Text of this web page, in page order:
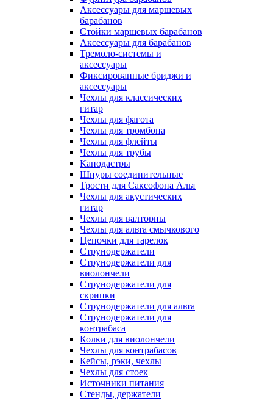
Аксессуары для маршевых
барабанов
Стойки маршевых барабанов
Аксессуары для барабанов
Тремоло-системы и
аксессуары
Фиксированные бриджи и
аксессуары
Чехлы для классических
гитар
Чехлы для фагота
Чехлы для тромбона
Чехлы для флейты
Чехлы для трубы
Каподастры
Шнуры соединительные
Трости для Саксофона Альт
Чехлы для акустических
гитар
Чехлы для валторны
Чехлы для альта смычкового
Цепочки для тарелок
Струнодержатели
Струнодержатели для
виолончели
Струнодержатели для
скрипки
Струнодержатели для альта
Струнодержатели для
контрабаса
Колки для виолончели
Чехлы для контрабасов
Кейсы, рэки, чехлы
Чехлы для стоек
Источники питания
Стенды, держатели